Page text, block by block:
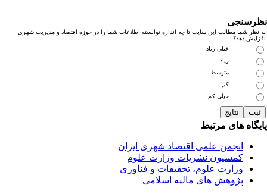
نظر شما مطالب این سایت تا چه اندازه توانسته اطلاعات شما را در حوزه اقتصاد و مدیریت شهری
دهد؟
خیلی زیاد
زیاد
متوسط
خیلی کم
های مرتبط
انجمن علمی اقتصاد شهری ایران
کمسیون نشریات وزارت علوم
وزارت علوم، تحقیقات و فناوری
پژوهش های مالیه اسلامی